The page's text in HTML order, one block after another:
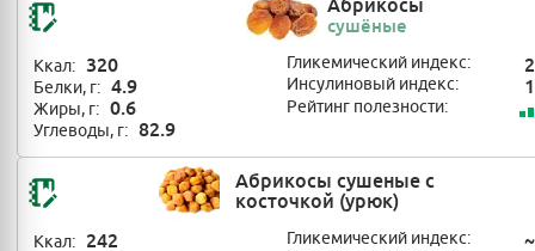
Абрикосы
сушёные
Ккал: 320
Белки, г: 4.9
Жиры, г: 0.6
Углеводы, г: 82.9
Гликемический индекс:
Инсулиновый индекс:
Рейтинг полезности:
Абрикосы сушеные с
косточкой (урюк)
Ккал: 242 Гликемический индекс: ~